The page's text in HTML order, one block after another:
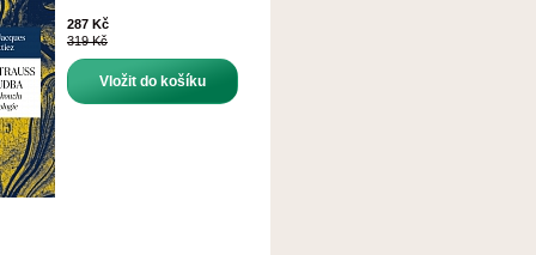
287 Kč
319 Kč
Vložit do košíku